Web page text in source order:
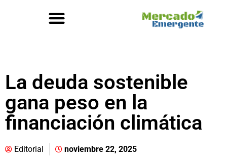
La deuda sostenible
gana peso en la
financiación climática
Editorial noviembre 22, 2025